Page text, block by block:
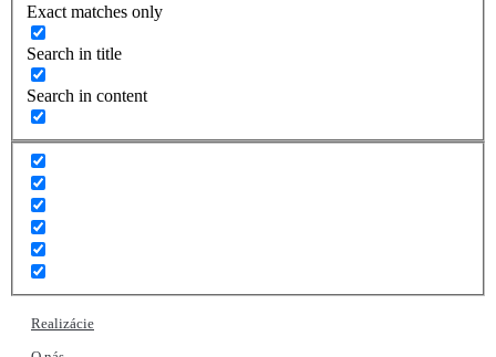
Exact matches only
Search in title
Search in content
Realizácie